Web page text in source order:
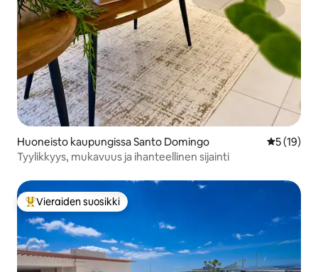
Huoneisto kaupungissa Santo Domingo
5 (19)
Tyylikkyys, mukavuus ja ihanteellinen sijainti
Vieraiden suosikkien parhaimmistoa
Vieraiden suosikki